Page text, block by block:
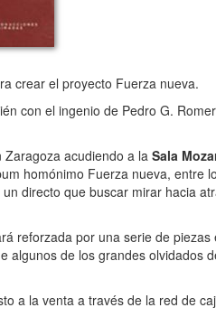
crear el proyecto Fuerza nueva.
con el ingenio de Pedro G.
acudiendo a la Sala
homónimo Fuerza nueva, entre
directo que buscar mirar hacia
reforzada por una serie de
algunos de los grandes olvidados
a la venta a través de la red de